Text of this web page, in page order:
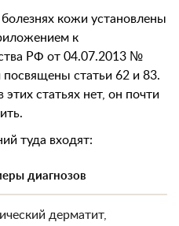
кожи установлены
к
РФ от 04.07.2013 №
статьи 62 и 83.
статьях нет, он почти
туда входят:
диагнозов
дерматит,